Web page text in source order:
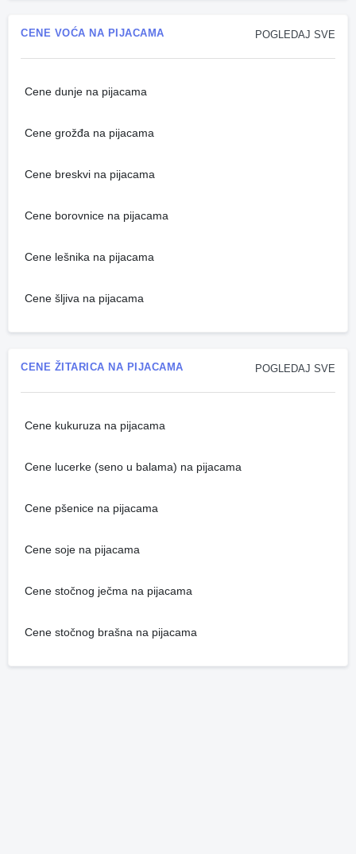
POGLEDAJ SVE
CENE VOĆA NA PIJACAMA
Cene dunje na pijacama
Cene grožđa na pijacama
Cene breskvi na pijacama
Cene borovnice na pijacama
Cene lešnika na pijacama
Cene šljiva na pijacama
POGLEDAJ SVE
CENE ŽITARICA NA PIJACAMA
Cene kukuruza na pijacama
Cene lucerke (seno u balama) na pijacama
Cene pšenice na pijacama
Cene soje na pijacama
Cene stočnog ječma na pijacama
Cene stočnog brašna na pijacama